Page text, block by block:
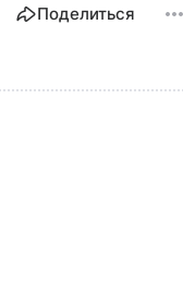
Поделиться